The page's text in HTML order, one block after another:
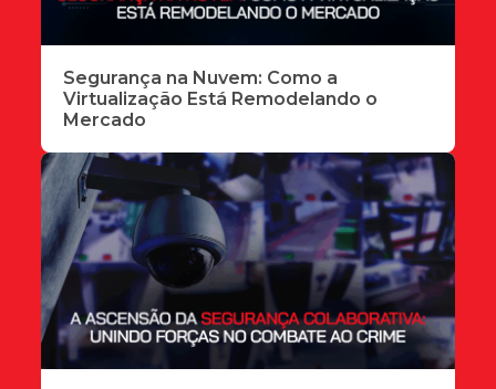
Segurança na Nuvem: Como a
Virtualização Está Remodelando o
Mercado